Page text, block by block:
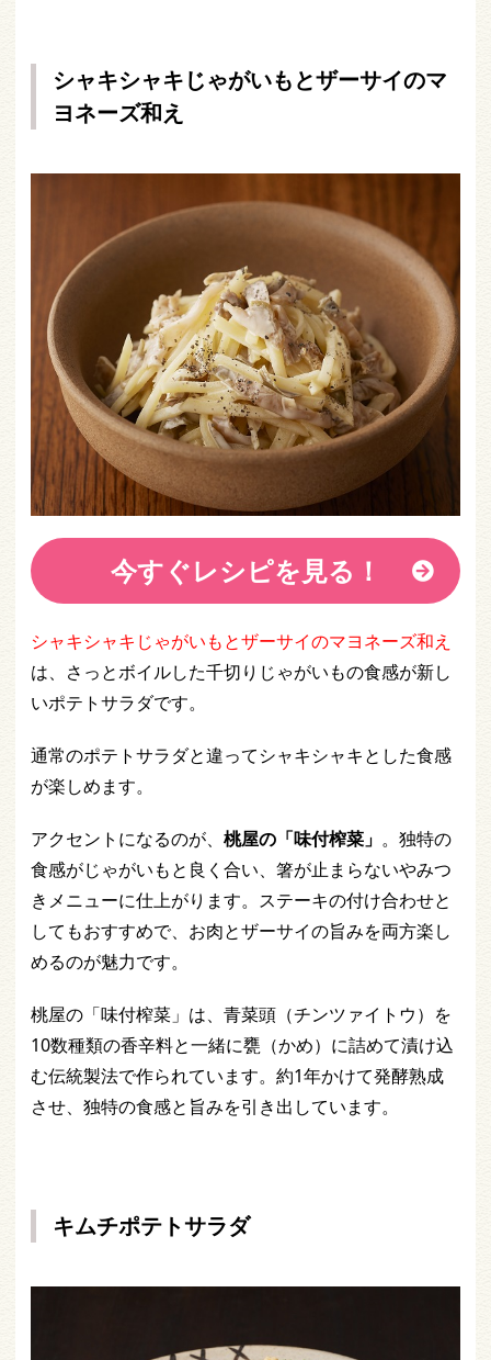
シャキシャキじゃがいもとザーサイのマ
ヨネーズ和え
今すぐレシピを見る！
シャキシャキじゃがいもとザーサイのマヨネーズ和え
は、さっとボイルした千切りじゃがいもの食感が新し
いポテトサラダです。
通常のポテトサラダと違ってシャキシャキとした食感
が楽しめます。
アクセントになるのが、 桃屋の「味付榨菜」 。独特の
食感がじゃがいもと良く合い、箸が止まらないやみつ
きメニューに仕上がります。ステーキの付け合わせと
してもおすすめで、お肉とザーサイの旨みを両方楽し
めるのが魅力です。
桃屋の「味付榨菜」は、青菜頭（チンツァイトウ）を
10数種類の香辛料と一緒に甕（かめ）に詰めて漬け込
む伝統製法で作られています。約1年かけて発酵熟成
させ、独特の食感と旨みを引き出しています。
キムチポテトサラダ